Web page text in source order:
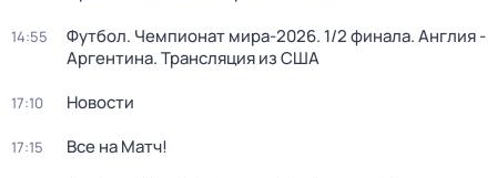
14:55
Футбол. Чемпионат мира-2026. 1/2 финала. Англия -
Аргентина. Трансляция из США
17:10 Новости
17:15 Все на Матч!